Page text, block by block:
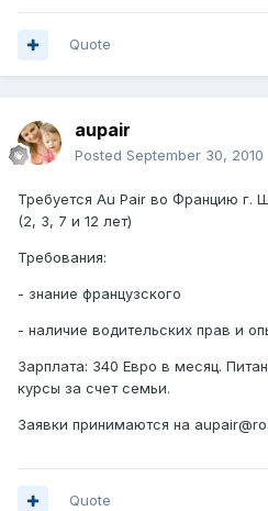
Quote
aupair
Posted September 30, 2010
Требуется Au Pair во Францию
(2, 3, 7 и 12 лет)
Требования:
- знание французского
- наличие водительских прав и
Зарплата: 340 Евро в месяц.
курсы за счет семьи.
Заявки принимаются на
Quote